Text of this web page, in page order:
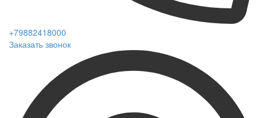
+79882418000
Заказать звонок